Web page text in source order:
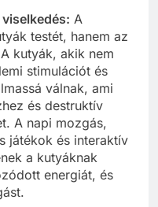
A
testét, hanem az
kutyák, akik nem
stimulációt és
válnak, ami
és destruktív
A napi mozgás,
játékok és interaktív
a kutyáknak
energiát, és